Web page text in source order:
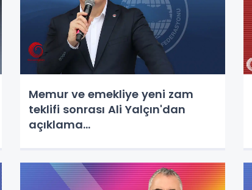
Memur ve emekliye yeni zam
teklifi sonrası Ali Yalçın'dan
açıklama...